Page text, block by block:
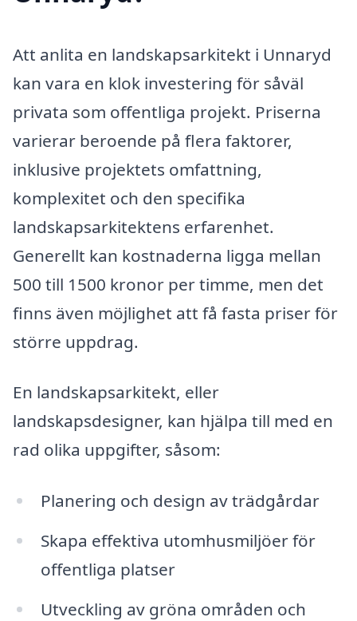
Att anlita en landskapsarkitekt i Unnaryd
kan vara en klok investering för såväl
privata som offentliga projekt. Priserna
varierar beroende på flera faktorer,
inklusive projektets omfattning,
komplexitet och den specifika
landskapsarkitektens erfarenhet.
Generellt kan kostnaderna ligga mellan
500 till 1500 kronor per timme, men det
finns även möjlighet att få fasta priser för
större uppdrag.
En landskapsarkitekt, eller
landskapsdesigner, kan hjälpa till med en
rad olika uppgifter, såsom:
Planering och design av trädgårdar
Skapa effektiva utomhusmiljöer för
offentliga platser
Utveckling av gröna områden och